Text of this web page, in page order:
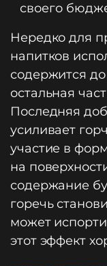
своего
Нередко для
напитков
содержится
остальная
Последняя
усиливает
участие в
на
содержание
горечь
может
этот эффект